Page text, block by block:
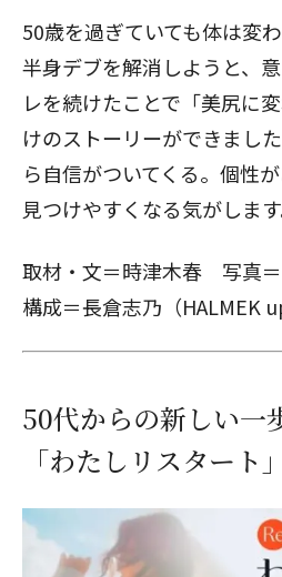
50歳を過ぎていても体は変
半身デブを解消しようと、
レを続けたことで「美尻に
けのストーリーができまし
ら自信がついてくる。個性
見つけやすくなる気がします
取材・文＝時津木春 写真
構成＝長倉志乃（HALMEK
50代からの新しい一
「わたしリスタート